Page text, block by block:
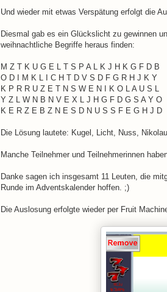
Und wieder mit etwas Verspätung erfolgt die
Diesmal gab es ein Glückslicht zu gewinnen
weihnachtliche Begriffe heraus finden:
M Z T K U G E L T S P A L K J H K G F D B
O D I M K L I C H T D V S D F G R H J K Y
K P R R U Z E T N S W E N I K O L A U S L
Y Z L W N B N V E X L J H G F D G S A Y O
K E R Z E B Z N E S D N U S S F E G H J D
Die Lösung lautete: Kugel, Licht, Nuss,
Manche Teilnehmer und Teilnehmerinnen
Danke sagen ich insgesamt 11 Leuten, die
Runde im Adventskalender hoffen. ;)
Die Auslosung erfolgte wieder per Fruit